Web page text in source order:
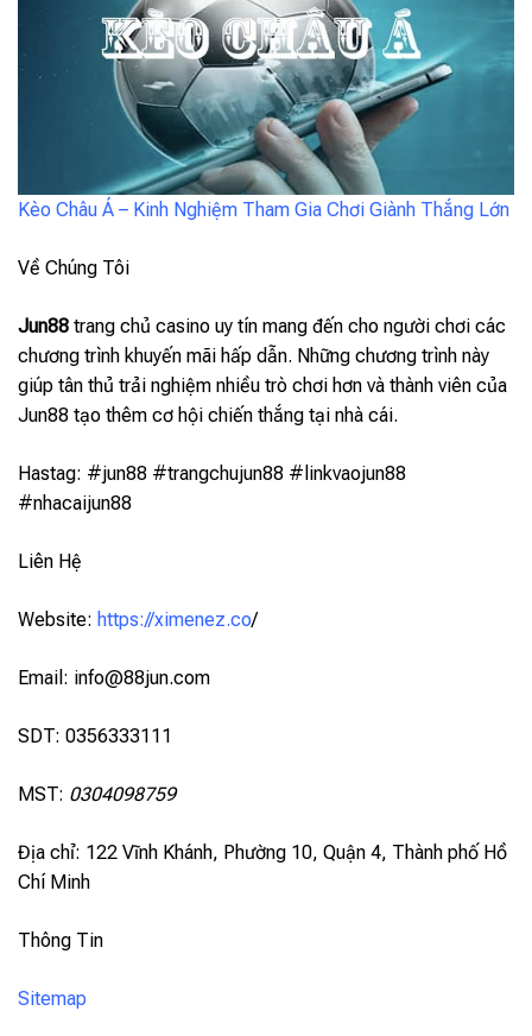
Kèo Châu Á – Kinh Nghiệm Tham Gia Chơi Giành Thắng Lớn
Về Chúng Tôi
Jun88 trang chủ casino uy tín mang đến cho người chơi các
chương trình khuyến mãi hấp dẫn. Những chương trình này
giúp tân thủ trải nghiệm nhiều trò chơi hơn và thành viên của
Jun88 tạo thêm cơ hội chiến thắng tại nhà cái.
Hastag: #jun88 #trangchujun88 #linkvaojun88
#nhacaijun88
Liên Hệ
Website: https://ximenez.co/
Email: info@88jun.com
SDT: 0356333111
MST: 0304098759
Địa chỉ: 122 Vĩnh Khánh, Phường 10, Quận 4, Thành phố Hồ
Chí Minh
Thông Tin
Sitemap